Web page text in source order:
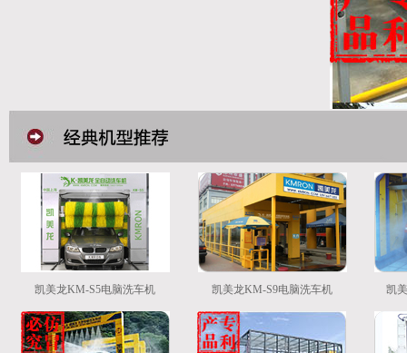
凯美龙KM-S5电脑洗车机 凯美龙KM-S9电脑洗车机 凯